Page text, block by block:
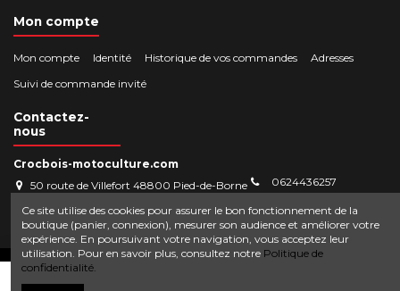
Mon compte
Mon compte Identité Historique de vos commandes
Adresses
Suivi de commande invité
Contactez-
nous
Crocbois-motoculture.com
50 route de Villefort 48800 Pied-de-Borne
0624436257
contact@crocbois-motoculture.com
© Copyright 2025 Crocbois-motoculture.com. All Rights Reserved.
Ce site utilise des cookies pour assurer le bon fonctionnement de la
boutique (panier, connexion), mesurer son audience et améliorer votre
expérience. En poursuivant votre navigation, vous acceptez leur
utilisation. Pour en savoir plus, consultez notre Politique de
confidentialité.